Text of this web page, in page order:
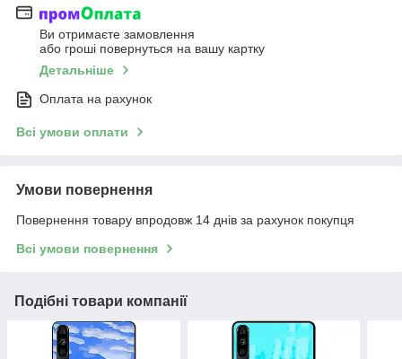
Ви отримаєте замовлення
або гроші повернуться на вашу картку
Детальніше
Оплата на рахунок
Всі умови оплати
Умови повернення
Повернення товару впродовж 14 днів за рахунок покупця
Всі умови повернення
Подібні товари компанії